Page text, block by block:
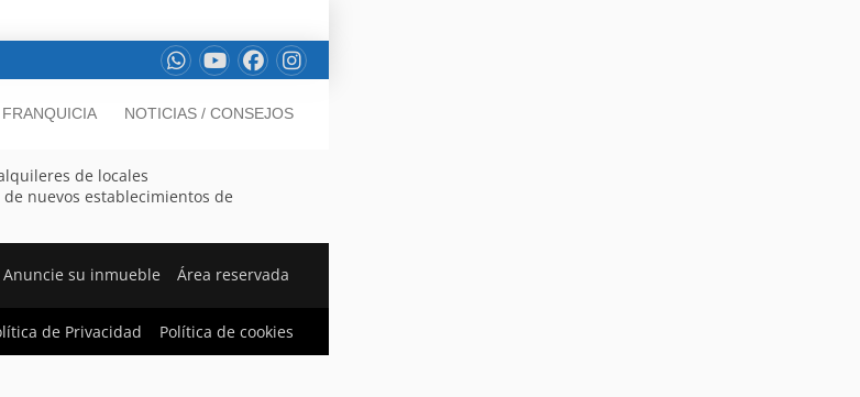
FRANQUICIA NOTICIAS / CONSEJOS
de locales
nuevos establecimientos de
Anuncie su inmueble Área reservada
de Privacidad Política de cookies